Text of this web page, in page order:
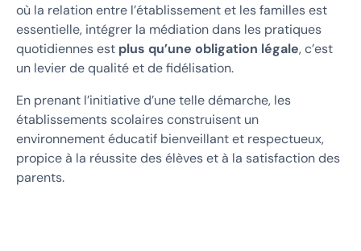
où la relation entre l’établissement et les familles est
essentielle, intégrer la médiation dans les pratiques
quotidiennes est plus qu’une obligation légale, c’est
un levier de qualité et de fidélisation.
En prenant l’initiative d’une telle démarche, les
établissements scolaires construisent un
environnement éducatif bienveillant et respectueux,
propice à la réussite des élèves et à la satisfaction des
parents.